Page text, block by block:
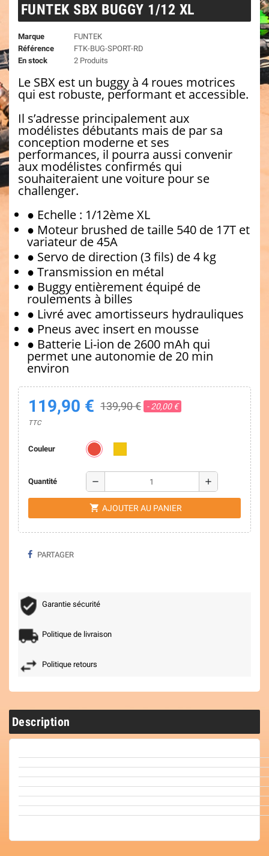
FUNTEK SBX BUGGY 1/12 XL
Marque
FUNTEK
Référence
FTK-BUG-SPORT-RD
En stock
2 Produits
Le SBX est un buggy à 4 roues motrices
qui est robuste, performant et accessible.
Il s’adresse principalement aux
modélistes débutants mais de par sa
conception moderne et ses
performances, il pourra aussi convenir
aux modélistes confirmés qui
souhaiteraient une voiture pour se
challenger.
● Echelle : 1/12ème XL
● Moteur brushed de taille 540 de 17T et
variateur de 45A
● Servo de direction (3 fils) de 4 kg
● Transmission en métal
● Buggy entièrement équipé de
roulements à billes
● Livré avec amortisseurs hydrauliques
● Pneus avec insert en mousse
● Batterie Li-ion de 2600 mAh qui
permet une autonomie de 20 min
environ
119,90 € 139,90 € - 20,00 €
TTC
Couleur
Quantité remove add
shopping_cart AJOUTER AU PANIER
PARTAGER
Garantie sécurité
Politique de livraison
Politique retours
Description